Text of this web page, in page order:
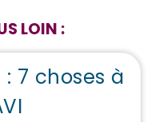
LOIN :
7 choses à